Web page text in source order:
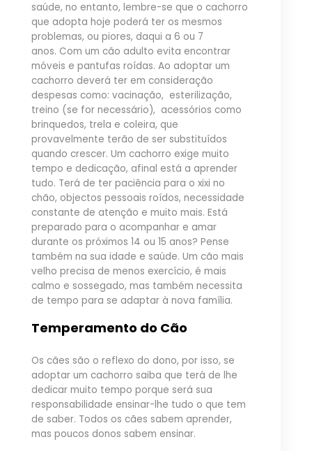
saúde, no entanto, lembre-se que o cachorro
que adopta hoje poderá ter os mesmos
problemas, ou piores, daqui a 6 ou 7
anos. Com um cão adulto evita encontrar
móveis e pantufas roídas. Ao adoptar um
cachorro deverá ter em consideração
despesas como: vacinação, esterilização,
treino (se for necessário), acessórios como
brinquedos, trela e coleira, que
provavelmente terão de ser substituídos
quando crescer. Um cachorro exige muito
tempo e dedicação, afinal está a aprender
tudo. Terá de ter paciência para o xixi no
chão, objectos pessoais roídos, necessidade
constante de atenção e muito mais. Está
preparado para o acompanhar e amar
durante os próximos 14 ou 15 anos? Pense
também na sua idade e saúde. Um cão mais
velho precisa de menos exercício, é mais
calmo e sossegado, mas também necessita
de tempo para se adaptar à nova família.
Temperamento do Cão
Os cães são o reflexo do dono, por isso, se
adoptar um cachorro saiba que terá de lhe
dedicar muito tempo porque será sua
responsabilidade ensinar-lhe tudo o que tem
de saber. Todos os cães sabem aprender,
mas poucos donos sabem ensinar.